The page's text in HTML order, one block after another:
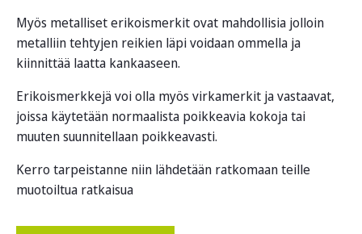
Myös metalliset erikoismerkit ovat mahdollisia jolloin
metalliin tehtyjen reikien läpi voidaan ommella ja
kiinnittää laatta kankaaseen.
Erikoismerkkejä voi olla myös virkamerkit ja vastaavat,
joissa käytetään normaalista poikkeavia kokoja tai
muuten suunnitellaan poikkeavasti.
Kerro tarpeistanne niin lähdetään ratkomaan teille
muotoiltua ratkaisua